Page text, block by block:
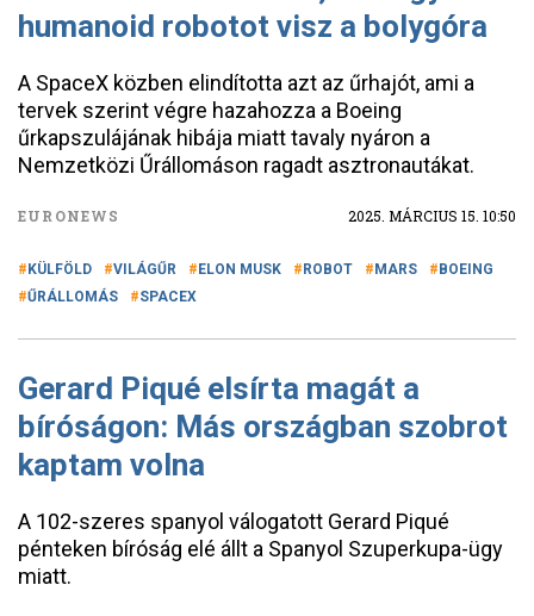
humanoid robotot visz a bolygóra
A SpaceX közben elindította azt az űrhajót, ami a
tervek szerint végre hazahozza a Boeing
űrkapszulájának hibája miatt tavaly nyáron a
Nemzetközi Űrállomáson ragadt asztronautákat.
EURONEWS 2025. MÁRCIUS 15. 10:50
KÜLFÖLD VILÁGŰR ELON MUSK ROBOT MARS
BOEING
ŰRÁLLOMÁS
SPACEX
Gerard Piqué elsírta magát a
bíróságon: Más országban szobrot
kaptam volna
A 102-szeres spanyol válogatott Gerard Piqué
pénteken bíróság elé állt a Spanyol Szuperkupa-ügy
miatt.